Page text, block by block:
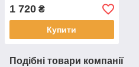
1 720 ₴
Купити
Подібні товари компанії